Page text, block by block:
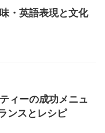
・英語表現と文化
ィーの成功メニュ
ンスとレシピ